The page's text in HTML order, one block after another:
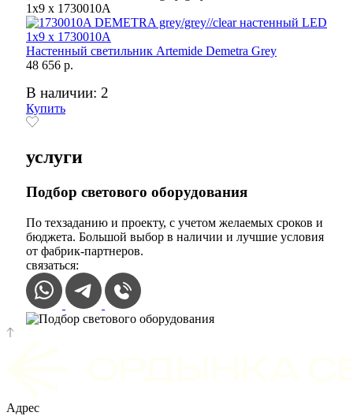
Настенный светильник Artemide Demetra Grey
48 656 р.
В наличии: 2
Купить
услуги
Подбор светового оборудования
По техзаданию и проекту, с учетом желаемых сроков и
бюджета. Большой выбор в наличии и лучшие условия
от фабрик-партнеров.
связаться:
Адрес